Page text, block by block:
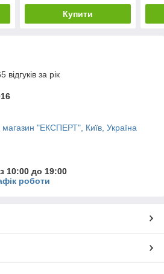
Купити
за рік
магазин "ЕКСПЕРТ", Київ, Україна
10:00 до 19:00
роботи